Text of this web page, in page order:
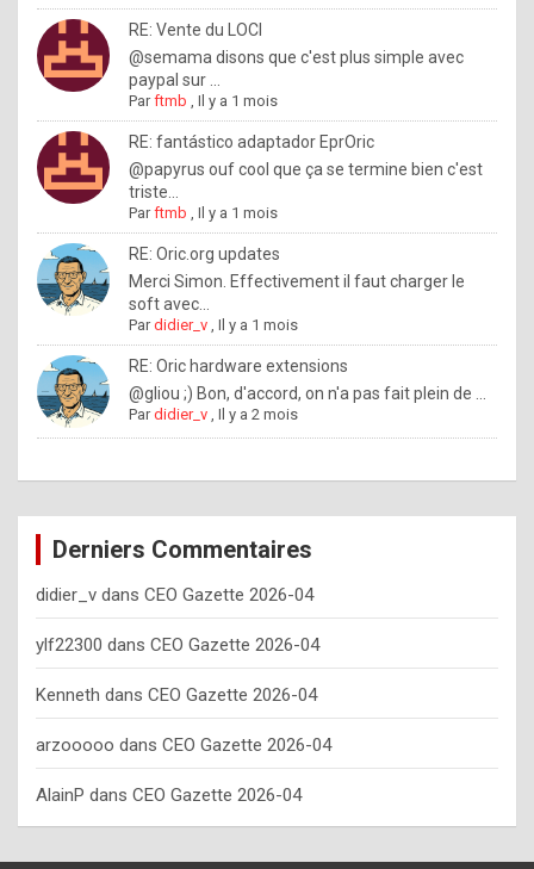
a
n
t
o
n
o
w
h
o
w
o
e
y
o
u
s
h
o
RE: Vente du LOCI
@semama disons que c'est plus simple avec
paypal sur ...
Parftmb ,Il y a 1 mois
RE: fantástico adaptador EprOric
@papyrus ouf cool que ça se termine bien c'est
triste...
Parftmb ,Il y a 1 mois
RE: Oric.org updates
Merci Simon. Effectivement il faut charger le
soft avec...
Pardidier_v ,Il y a 1 mois
RE: Oric hardware extensions
@gliou ;) Bon, d'accord, on n'a pas fait plein de ...
Pardidier_v ,Il y a 2 mois
Derniers Commentaires
didier_v dans CEO Gazette 2026-04
ylf22300 dans CEO Gazette 2026-04
Kenneth dans CEO Gazette 2026-04
arzooooo dans CEO Gazette 2026-04
AlainP dans CEO Gazette 2026-04